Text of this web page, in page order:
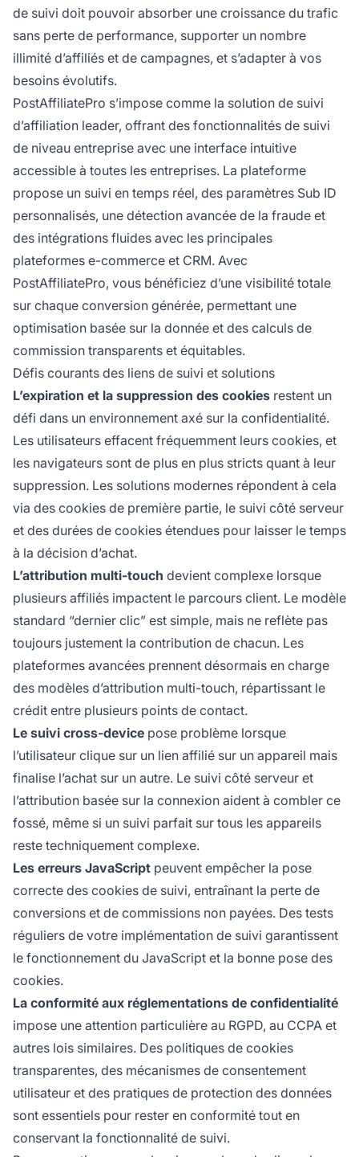
de suivi doit pouvoir absorber une croissance du trafic
sans perte de performance, supporter un nombre
illimité d’affiliés et de campagnes, et s’adapter à vos
besoins évolutifs.
PostAffiliatePro s’impose comme la solution de suivi
d’affiliation leader, offrant des fonctionnalités de suivi
de niveau entreprise avec une interface intuitive
accessible à toutes les entreprises. La plateforme
propose un suivi en temps réel, des paramètres Sub ID
personnalisés, une détection avancée de la fraude et
des intégrations fluides avec les principales
plateformes e-commerce et CRM. Avec
PostAffiliatePro, vous bénéficiez d’une visibilité totale
sur chaque conversion générée, permettant une
optimisation basée sur la donnée et des calculs de
commission transparents et équitables.
Défis courants des liens de suivi et solutions
L’expiration et la suppression des cookies restent un
défi dans un environnement axé sur la confidentialité.
Les utilisateurs effacent fréquemment leurs cookies, et
les navigateurs sont de plus en plus stricts quant à leur
suppression. Les solutions modernes répondent à cela
via des cookies de première partie, le suivi côté serveur
et des durées de cookies étendues pour laisser le temps
à la décision d’achat.
L’attribution multi-touch devient complexe lorsque
plusieurs affiliés impactent le parcours client. Le modèle
standard “dernier clic” est simple, mais ne reflète pas
toujours justement la contribution de chacun. Les
plateformes avancées prennent désormais en charge
des modèles d’attribution multi-touch, répartissant le
crédit entre plusieurs points de contact.
Le suivi cross-device pose problème lorsque
l’utilisateur clique sur un lien affilié sur un appareil mais
finalise l’achat sur un autre. Le suivi côté serveur et
l’attribution basée sur la connexion aident à combler ce
fossé, même si un suivi parfait sur tous les appareils
reste techniquement complexe.
Les erreurs JavaScript peuvent empêcher la pose
correcte des cookies de suivi, entraînant la perte de
conversions et de commissions non payées. Des tests
réguliers de votre implémentation de suivi garantissent
le fonctionnement du JavaScript et la bonne pose des
cookies.
La conformité aux réglementations de confidentialité
impose une attention particulière au RGPD, au CCPA et
autres lois similaires. Des politiques de cookies
transparentes, des mécanismes de consentement
utilisateur et des pratiques de protection des données
sont essentiels pour rester en conformité tout en
conservant la fonctionnalité de suivi.